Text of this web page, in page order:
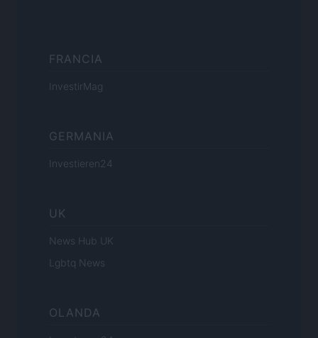
FRANCIA
InvestirMag
GERMANIA
Investieren24
UK
News Hub UK
Lgbtq News
OLANDA